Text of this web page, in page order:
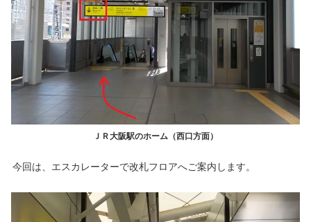
ＪＲ大阪駅のホーム（西口方面）
今回は、エスカレーターで改札フロアへご案内します。